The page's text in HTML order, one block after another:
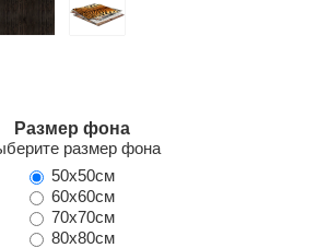
Размер фона
размер фона
50х50см
60х60см
70х70см
80х80см